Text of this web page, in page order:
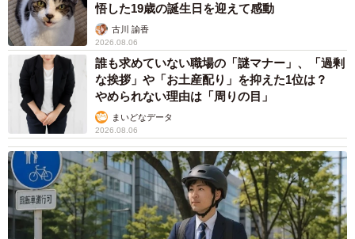
悟した19歳の誕生日を迎えて感動
古川 諭香
2026.08.06
誰も求めていない職場の「謎マナー」、「過剰
な挨拶」や「お土産配り」を抑えた1位は？
やめられない理由は「周りの目」
まいどなデータ
2026.08.06